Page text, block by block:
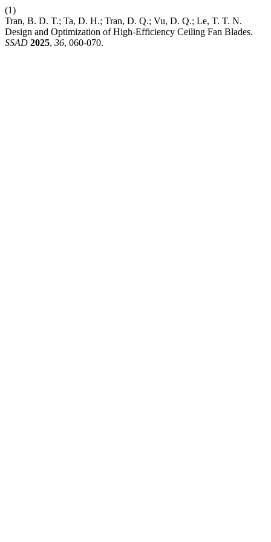
(1)
Tran, B. D. T.; Ta, D. H.; Tran, D. Q.; Vu, D. Q.; Le, T. T. N.
Design and Optimization of High-Efficiency Ceiling Fan Blades.
SSAD 2025, 36, 060-070.